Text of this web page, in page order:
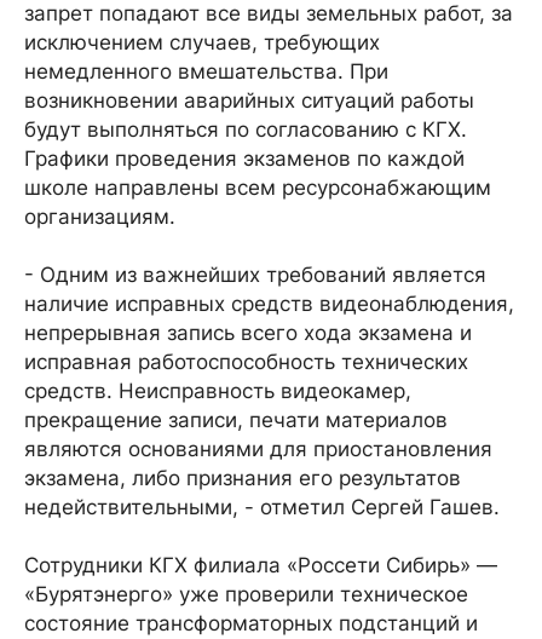
запрет попадают все виды земельных работ, за
исключением случаев, требующих
немедленного вмешательства. При
возникновении аварийных ситуаций работы
будут выполняться по согласованию с КГХ.
Графики проведения экзаменов по каждой
школе направлены всем ресурсонабжающим
организациям.
- Одним из важнейших требований является
наличие исправных средств видеонаблюдения,
непрерывная запись всего хода экзамена и
исправная работоспособность технических
средств. Неисправность видеокамер,
прекращение записи, печати материалов
являются основаниями для приостановления
экзамена, либо признания его результатов
недействительными, - отметил Сергей Гашев.
Сотрудники КГХ филиала «Россети Сибирь» —
«Бурятэнерго» уже проверили техническое
состояние трансформаторных подстанций и